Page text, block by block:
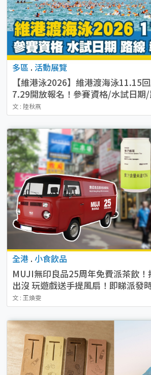
多區 . 活動展覽
【維港泳2026】維港渡海泳11.15
7.29開放報名！參賽資格/水試日期
文 : 陸秋燕
全港 . 小食飲品
MUJI無印良品25周年免費派茶飲
出沒 玩遊戲送手提風扇！即睇派發
文 : 王煥雯